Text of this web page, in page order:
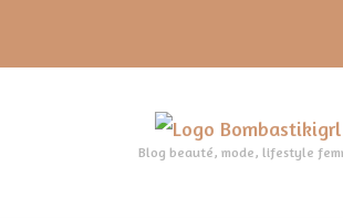
Blog beauté, mode, lifestyle